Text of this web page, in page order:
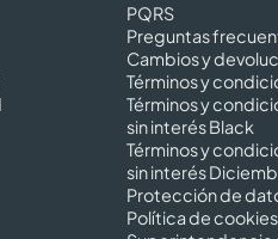
PQRS
Preguntas
Cambios y
Términos y
Términos y
sin interés Black
Términos y
sin interés
Protección de
Política de cookies